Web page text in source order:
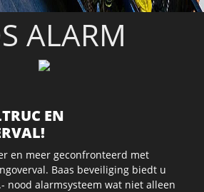
ALARM
EN
en meer geconfronteerd met
Baas beveiliging biedt u
nood alarmsysteem wat niet alleen